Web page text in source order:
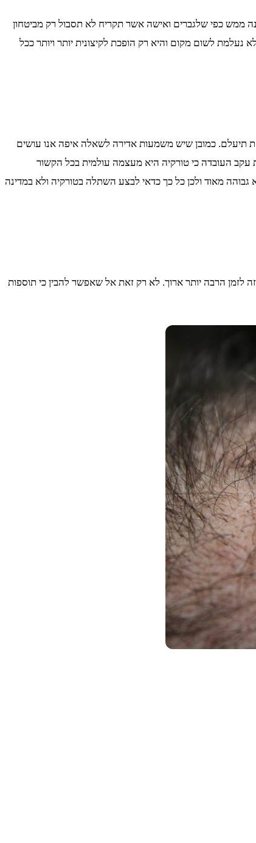
ממש כפי שלגברים ואישה אשר תקריח לא תסבול רק מביטחון
לשום מקום והיא רק הופכת לקיצונית יותר ויותר ככל
תיעלם. כמובן שיש משמעות אדירה לשאלה איפה אנו עושים
העובדה כי טורקיה היא מעצמה עולמית בכל הקשור
מאוד ולכן כל כך כדאי לבצע השתלה בטורקיה ולא במדינה
לזמן הרבה יותר ארוך. לא רק זאת אל שאפשר להבין כי תוספות